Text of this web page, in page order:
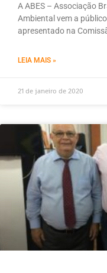
A ABES – Associação
Ambiental vem a
apresentado na
LEIA MAIS »
21 de janeiro de 2020